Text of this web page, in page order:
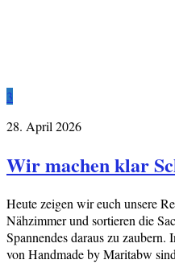
3
28. April 2026
Wir machen klar
Heute zeigen wir euch unsere
Nähzimmer und sortieren die
Spannendes daraus zu
von Handmade by Maritabw